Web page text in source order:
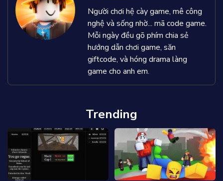
Người chơi hệ cày game, mê công
nghệ và sống nhờ... mã code game.
Mỗi ngày đều gõ phím chia sẻ
hướng dẫn chơi game, săn
giftcode, và hóng drama làng
game cho anh em.
Trending